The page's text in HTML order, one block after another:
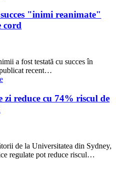
"inimi reanimate"
cord
a fost testată cu succes în
recent…
zi reduce cu 74% riscul de
de la Universitatea din Sydney,
regulate pot reduce riscul…